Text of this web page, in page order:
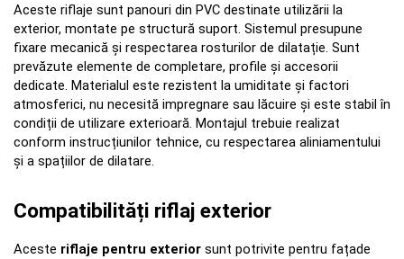
Aceste riflaje sunt panouri din PVC destinate utilizării la
exterior, montate pe structură suport. Sistemul presupune
fixare mecanică și respectarea rosturilor de dilatație. Sunt
prevăzute elemente de completare, profile și accesorii
dedicate. Materialul este rezistent la umiditate și factori
atmosferici, nu necesită impregnare sau lăcuire și este stabil în
condiții de utilizare exterioară. Montajul trebuie realizat
conform instrucțiunilor tehnice, cu respectarea aliniamentului
și a spațiilor de dilatare.
Compatibilități riflaj exterior
Aceste riflaje pentru exterior sunt potrivite pentru fațade